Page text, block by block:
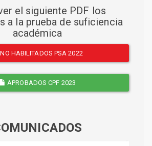
el siguiente PDF los
a la prueba de suficiencia
académica
NO HABILITADOS PSA 2022
APROBADOS CPF 2023